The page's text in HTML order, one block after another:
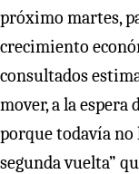
próximo martes,
crecimiento
consultados
mover, a la
porque todavía no
segunda vuelta”